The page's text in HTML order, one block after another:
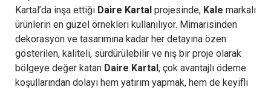
Kartal’da inşa ettiği Daire Kartal projesinde, Kale markalı
ürünlerin en güzel örnekleri kullanılıyor. Mimarisinden
dekorasyon ve tasarımına kadar her detayına özen
gösterilen, kaliteli, sürdürülebilir ve niş bir proje olarak
bölgeye değer katan Daire Kartal, çok avantajlı ödeme
koşullarından dolayı hem yatırım yapmak, hem de keyifli